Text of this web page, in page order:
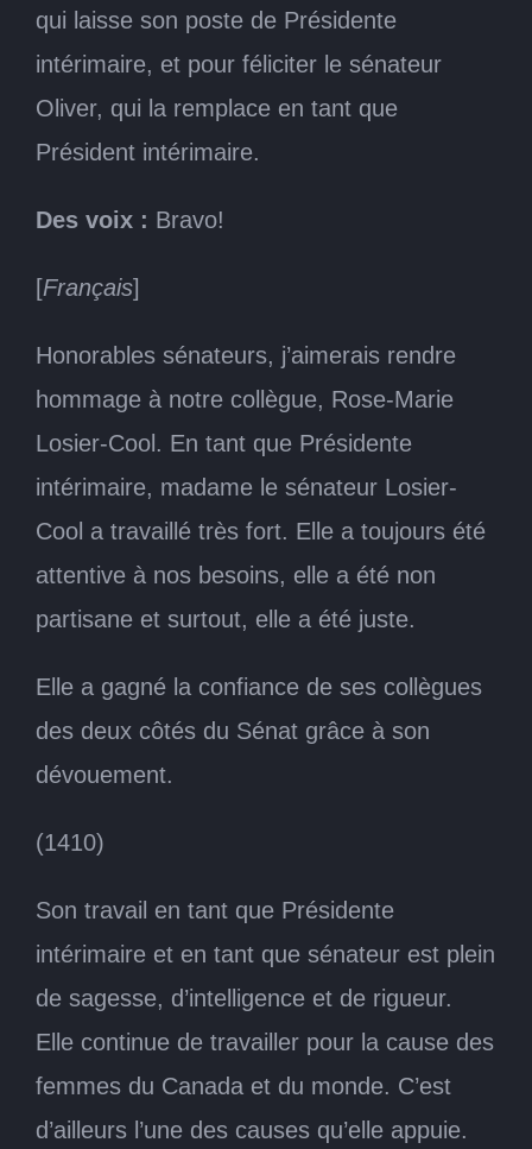
qui laisse son poste de Présidente
intérimaire, et pour féliciter le sénateur
Oliver, qui la remplace en tant que
Président intérimaire.
Des voix : Bravo!
[Français]
Honorables sénateurs, j’aimerais rendre
hommage à notre collègue, Rose-Marie
Losier-Cool. En tant que Présidente
intérimaire, madame le sénateur Losier-
Cool a travaillé très fort. Elle a toujours été
attentive à nos besoins, elle a été non
partisane et surtout, elle a été juste.
Elle a gagné la confiance de ses collègues
des deux côtés du Sénat grâce à son
dévouement.
(1410)
Son travail en tant que Présidente
intérimaire et en tant que sénateur est plein
de sagesse, d’intelligence et de rigueur.
Elle continue de travailler pour la cause des
femmes du Canada et du monde. C’est
d’ailleurs l’une des causes qu’elle appuie.